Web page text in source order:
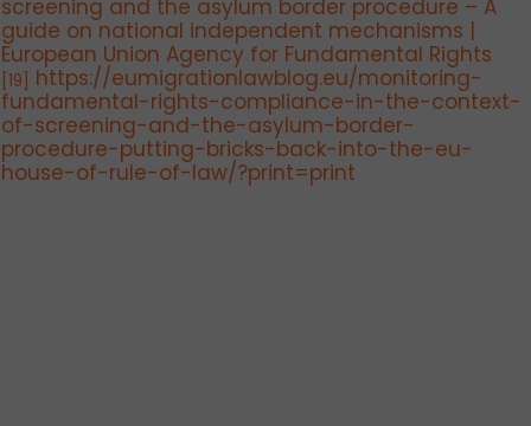
screening and the asylum border procedure – A
guide on national independent mechanisms |
European Union Agency for Fundamental Rights
[19]
https://eumigrationlawblog.eu/monitoring-
fundamental-rights-compliance-in-the-context-
of-screening-and-the-asylum-border-
procedure-putting-bricks-back-into-the-eu-
house-of-rule-of-law/?print=print